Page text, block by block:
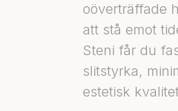
oöverträffade
att stå emot
Steni får du
slitstyrka,
estetisk